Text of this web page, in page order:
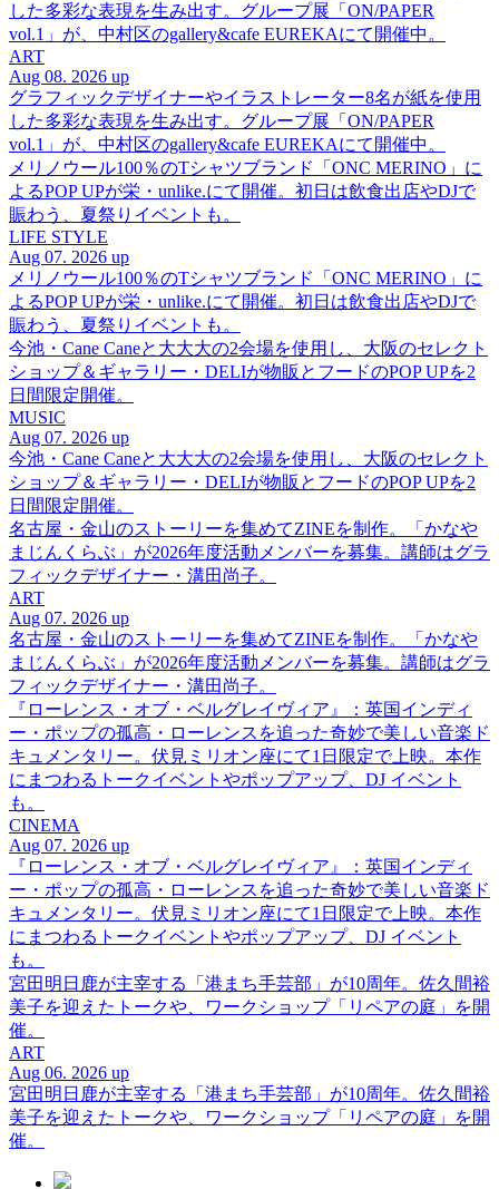
した多彩な表現を生み出す。グループ展「ON/PAPER
vol.1」が、中村区のgallery&cafe EUREKAにて開催中。
ART
Aug 08. 2026 up
グラフィックデザイナーやイラストレーター8名が紙を使用
した多彩な表現を生み出す。グループ展「ON/PAPER
vol.1」が、中村区のgallery&cafe EUREKAにて開催中。
メリノウール100％のTシャツブランド「ONC MERINO」に
よるPOP UPが栄・unlike.にて開催。初日は飲食出店やDJで
賑わう、夏祭りイベントも。
LIFE STYLE
Aug 07. 2026 up
メリノウール100％のTシャツブランド「ONC MERINO」に
よるPOP UPが栄・unlike.にて開催。初日は飲食出店やDJで
賑わう、夏祭りイベントも。
今池・Cane Caneと大大大の2会場を使用し、大阪のセレクト
ショップ＆ギャラリー・DELIが物販とフードのPOP UPを2
日間限定開催。
MUSIC
Aug 07. 2026 up
今池・Cane Caneと大大大の2会場を使用し、大阪のセレクト
ショップ＆ギャラリー・DELIが物販とフードのPOP UPを2
日間限定開催。
名古屋・金山のストーリーを集めてZINEを制作。「かなや
まじんくらぶ」が2026年度活動メンバーを募集。講師はグラ
フィックデザイナー・溝田尚子。
ART
Aug 07. 2026 up
名古屋・金山のストーリーを集めてZINEを制作。「かなや
まじんくらぶ」が2026年度活動メンバーを募集。講師はグラ
フィックデザイナー・溝田尚子。
『ローレンス・オブ・ベルグレイヴィア』：英国インディ
ー・ポップの孤高・ローレンスを追った奇妙で美しい音楽ド
キュメンタリー。伏見ミリオン座にて1日限定で上映。本作
にまつわるトークイベントやポップアップ、DJ イベント
も。
CINEMA
Aug 07. 2026 up
『ローレンス・オブ・ベルグレイヴィア』：英国インディ
ー・ポップの孤高・ローレンスを追った奇妙で美しい音楽ド
キュメンタリー。伏見ミリオン座にて1日限定で上映。本作
にまつわるトークイベントやポップアップ、DJ イベント
も。
宮田明日鹿が主宰する「港まち手芸部」が10周年。佐久間裕
美子を迎えたトークや、ワークショップ「リペアの庭」を開
催。
ART
Aug 06. 2026 up
宮田明日鹿が主宰する「港まち手芸部」が10周年。佐久間裕
美子を迎えたトークや、ワークショップ「リペアの庭」を開
催。